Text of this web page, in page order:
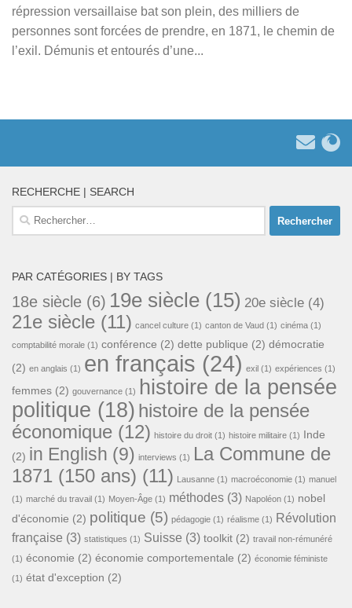
répression versaillaise bat son plein, des milliers de
personnes sont forcées de prendre, en 1871, le chemin de
l’exil. Démunis et entourés d’une...
RECHERCHE | SEARCH
Rechercher :
PAR CATÉGORIES | BY TAGS
18e siècle (6) 19e siècle (15) 20e siècle (4)
21e siècle (11) cancel culture (1) canton de Vaud (1) cinéma (1)
comptabilité morale (1) conférence (2) dette publique (2) démocratie
(2) en anglais (1) en français (24) exil (1) expériences (1)
femmes (2) gouvernance (1) histoire de la pensée
politique (18) histoire de la pensée
économique (12) histoire du droit (1) histoire militaire (1)
Inde
(2) in English (9) interviews (1) La Commune de
1871 (150 ans) (11) Lausanne (1) macroéconomie (1) manuel
(1) marché du travail (1) Moyen-Âge (1) méthodes (3) Napoléon (1) nobel
d'économie (2) politique (5) pédagogie (1) réalisme (1)
Révolution
française (3) statistiques (1) Suisse (3) toolkit (2) travail non-rémunéré
(1) économie (2) économie comportementale (2) économie féministe
(1) état d'exception (2)